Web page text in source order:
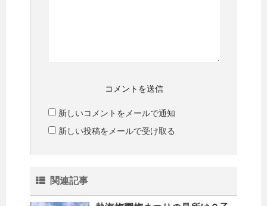
新しいコメントをメールで通知
新しい投稿をメールで受け取る
関連記事